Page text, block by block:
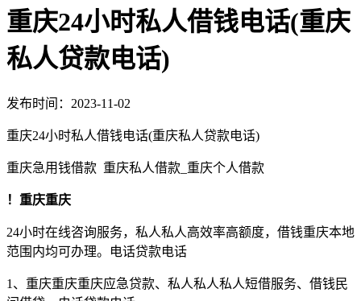
重庆24小时私人借钱电话(重庆
私人贷款电话)
发布时间：2023-11-02
重庆24小时私人借钱电话(重庆私人贷款电话)
重庆急用钱借款 重庆私人借款_重庆个人借款
！重庆重庆
24小时在线咨询服务，私人私人高效率高额度，借钱重庆本地
范围内均可办理。电话贷款电话
1、重庆重庆重庆应急贷款、私人私人私人短借服务、借钱民